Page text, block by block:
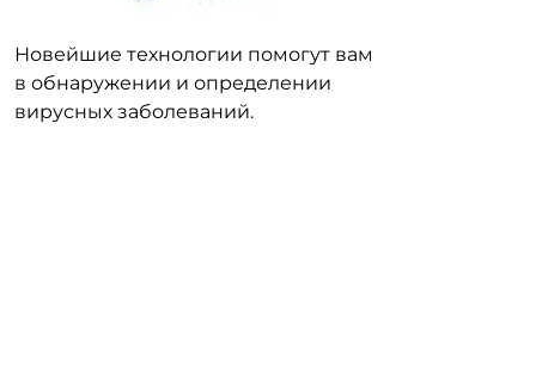
Новейшие технологии помогут вам
в обнаружении и определении
вирусных заболеваний.